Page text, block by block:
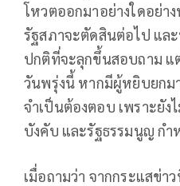
โหวตออกมาอย่างใดอย่า
รัฐสภาจะตัดสินต่อไป แล
ปกติที่จะลุกขึ้นสอบถาม แ
วันพรุ่งนี้ หากมีผู้หยิบยกม
จำเป็นต้องตอบ เพราะยัง
บังคับ และรัฐธรรมนูญ กำ
เมื่อถามว่า จากกระแสข่